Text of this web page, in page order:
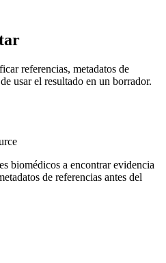
referencias, metadatos de
usar el resultado en un borrador.
biomédicos a encontrar evidencia
de referencias antes del